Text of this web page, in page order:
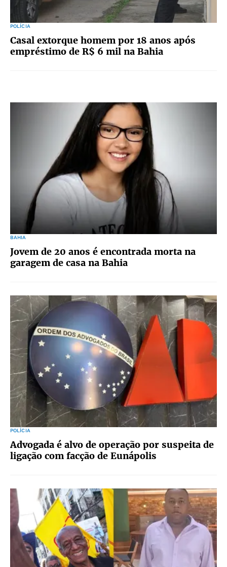
POLÍCIA
Casal extorque homem por 18 anos após
empréstimo de R$ 6 mil na Bahia
BAHIA
Jovem de 20 anos é encontrada morta na
garagem de casa na Bahia
POLÍCIA
Advogada é alvo de operação por suspeita de
ligação com facção de Eunápolis